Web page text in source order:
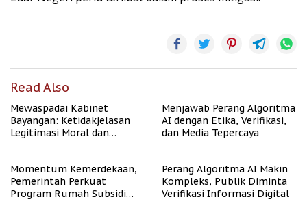
Read Also
Mewaspadai Kabinet
Bayangan: Ketidakjelasan
Legitimasi Moral dan
Menjawab Perang Algoritma
AI dengan Etika, Verifikasi,
dan Media Tepercaya
Momentum Kemerdekaan,
Pemerintah Perkuat
Program Rumah Subsidi
Perang Algoritma AI Makin
Kompleks, Publik Diminta
Verifikasi Informasi Digital